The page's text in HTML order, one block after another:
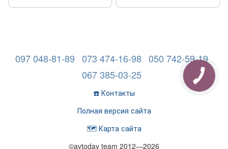
097 048-81-89 073 474-16-98 050 742-59-19
067 385-03-25
☎️ Контакты
Полная версия сайта
🗺️ Карта сайта
©avtoday team 2012—2026